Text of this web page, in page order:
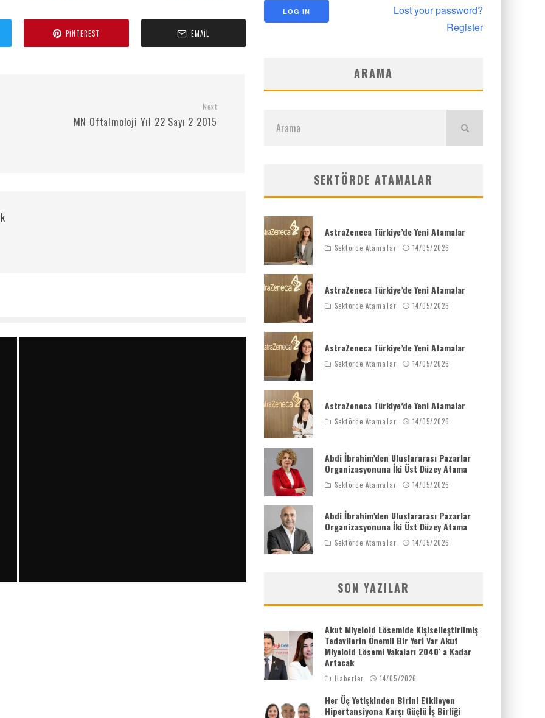
PINTEREST EMAIL
Next
MN Oftalmoloji Yıl 22 Sayı 2 2015
Lost your password?
Register
ARAMA
SEKTÖRDE ATAMALAR
AstraZeneca Türkiye’de Yeni Atamalar
Sektörde Atamalar 14/05/2026
AstraZeneca Türkiye’de Yeni Atamalar
Sektörde Atamalar 14/05/2026
AstraZeneca Türkiye’de Yeni Atamalar
Sektörde Atamalar 14/05/2026
AstraZeneca Türkiye’de Yeni Atamalar
Sektörde Atamalar 14/05/2026
Abdi İbrahim’den Uluslararası Pazarlar
Organizasyonuna İki Üst Düzey Atama
Sektörde Atamalar 14/05/2026
Abdi İbrahim’den Uluslararası Pazarlar
Organizasyonuna İki Üst Düzey Atama
Sektörde Atamalar 14/05/2026
SON YAZILAR
Akut Miyeloid Lösemide Kişiselleştirilmiş
Tedavilerin Önemli Bir Yeri Var Akut
Miyeloid Lösemi Vakaları 2040′ a Kadar
Artacak
Haberler 14/05/2026
Her Üç Yetişkinden Birini Etkileyen
Hipertansiyona Karşı Güçlü İş Birliği